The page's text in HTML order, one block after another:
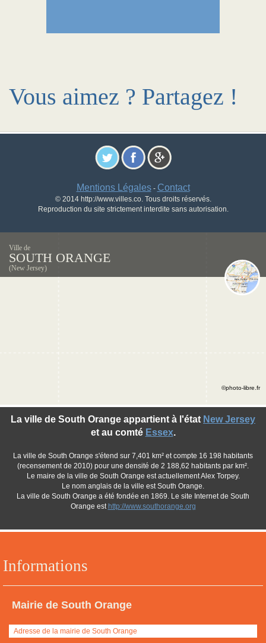
Vous aimez ? Partagez !
Mentions Légales- Contact
© 2014 http://www.villes.co. Tous droits réservés.
Reproduction du site strictement interdite sans autorisation.
Ville de
SOUTH ORANGE
(New Jersey)
Informations
Mairie de South Orange
Adresse de la mairie de South Orange
La ville de South Orange appartient à l'état New Jersey
et au comté Essex.
La ville de South Orange s'étend sur 7,401 km² et compte 16 198 habitants
(recensement de 2010) pour une densité de 2 188,62 habitants par km².
Le maire de la ville de South Orange est actuellement Alex Torpey.
Le nom anglais de la ville est South Orange.
La ville de South Orange a été fondée en 1869. Le site Internet de South
Orange est http://www.southorange.org
©photo-libre.fr